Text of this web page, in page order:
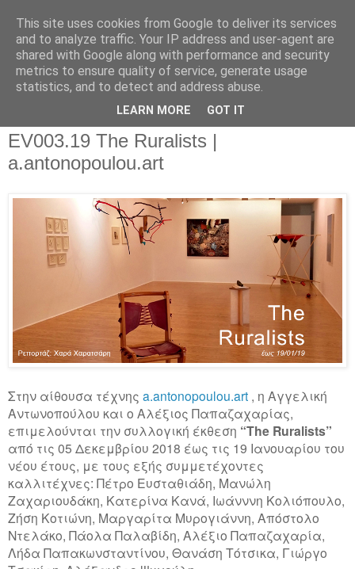
EV003.19 The Ruralists |
a.antonopoulou.art
Στην αίθουσα τέχνης a.antonopoulou.art , η Αγγελική
Αντωνοπούλου και ο Αλέξιος Παπαζαχαρίας,
επιμελούνται την συλλογική έκθεση “Τhe Ruralists”
από τις 05 Δεκεμβρίου 2018 έως τις 19 Ιανουαρίου του
νέου έτους, με τους εξής συμμετέχοντες
καλλιτέχνες: Πέτρο Ευσταθιάδη, Μανώλη
Ζαχαριουδάκη, Κατερίνα Κανά, Ιωάνννη Κολιόπουλο,
Ζήση Κοτιώνη, Μαργαρίτα Μυρογιάννη, Απόστολο
Ντελάκο, Πάολα Παλαβίδη, Αλέξιο Παπαζαχαρία,
Λήδα Παπακωνσταντίνου, Θανάση Τότσικα, Γιώργο
This site uses cookies from Google to deliver its services
and to analyze traffic. Your IP address and user-agent are
shared with Google along with performance and security
metrics to ensure quality of service, generate usage
statistics, and to detect and address abuse.
LEARN MORE GOT IT